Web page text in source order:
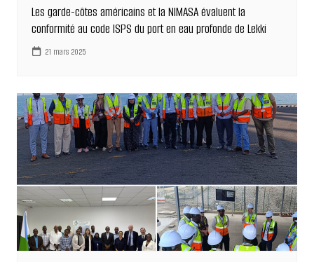
Les garde-côtes américains et la NIMASA évaluent la
conformité au code ISPS du port en eau profonde de Lekki
21 mars 2025